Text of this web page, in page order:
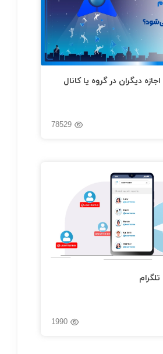
دیگران در گروه یا کانال
78529
1990